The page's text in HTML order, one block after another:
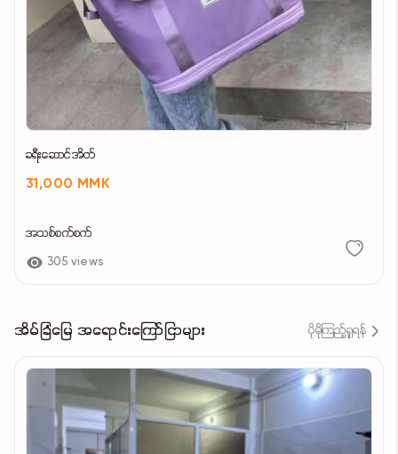
ခရီးဆောင်အိတ်
31,000 MMK
အသစ်စက်စက်
305 views
အိမ်ခြံမြေ အရောင်းကြော်ငြာများ ပိုမိုကြည့်ရှုရန်